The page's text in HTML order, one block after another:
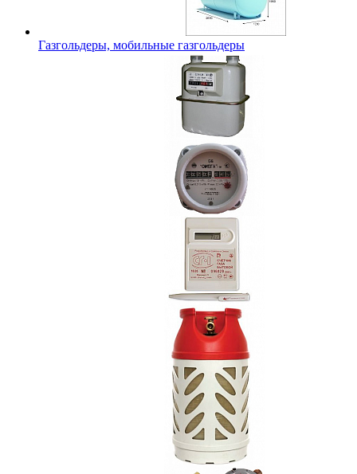
Газгольдеры, мобильные газгольдеры